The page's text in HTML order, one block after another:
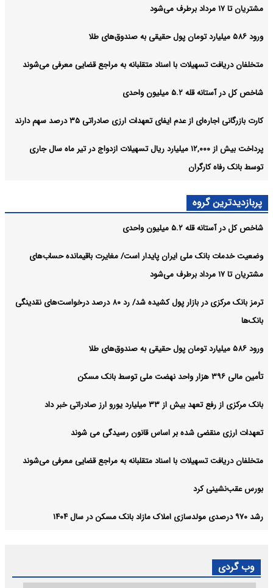
مشتریان تا ۱۷ مرداد برطرف می‌شود
ورود ۵۸۶ میلیارد تومان پول حقیقی به صندوق‌های طلا
متخلفان دریافت تسهیلات با اسناد متقلبانه به مراجع قضایی معرفی می‌شوند
شاخص کل در آستانه قله ۵.۲ میلیون واحدی
کارت بازرگانی اجاره‌ای از عدم ایفای تعهدات ارزی صادراتی ۳۵ درصد سهم دارند
پرداخت بیش از ۱۲,۰۰۰ میلیارد ریال تسهیلات ازدواج در تیر ماه سال جاری
توسط بانک رفاه کارگران
پربازدیدترین گروه
شاخص کل در آستانه قله ۵.۲ میلیون واحدی
وضعیت خدمات بانک ملی ایران پایدار است/ مغایرت‌ باقیمانده حساب‌های
مشتریان تا ۱۷ مرداد برطرف می‌شود
ترمز بانک مرکزی در بازار پول کشیده شد/ رد ۸۰ درصد درخواست‌های نقدینگی
بانک‌ها
ورود ۵۸۶ میلیارد تومان پول حقیقی به صندوق‌های طلا
تأمین مالی ۳۹۶ هزار واحد نهضت ملی توسط بانک مسکن
بانک مرکزی از رفع تعهد بیش از ۳۳ میلیارد یورو ارز صادراتی خبر داد
تعهدات ارزی منقضی شده بر اساس قانون رسیدگی می شوند
متخلفان دریافت تسهیلات با اسناد متقلبانه به مراجع قضایی معرفی می‌شوند
بورس عقب‌نشینی کرد
رشد ۹۷۰ درصدی مولدسازی املاک مازاد بانک مسکن در سال ۱۴۰۴
وب گردی